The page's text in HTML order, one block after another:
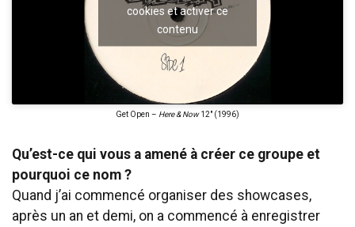
cookies et activer ce
contenu
Get Open – Here & Now12″ (1996)
Qu’est-ce qui vous a amené à créer ce groupe et
pourquoi ce nom ?
Quand j’ai commencé organiser des showcases,
après un an et demi, on a commencé à enregistrer